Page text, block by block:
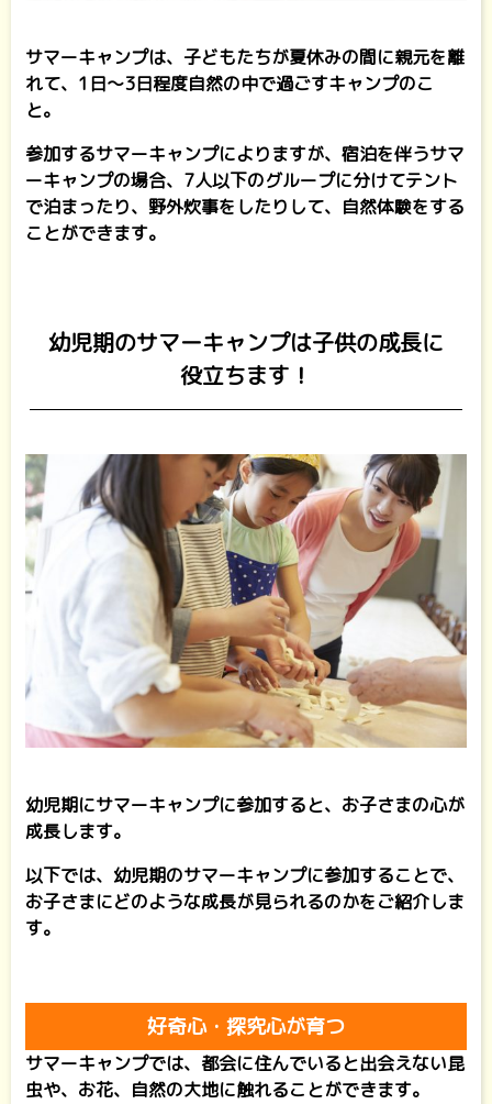
サマーキャンプは、子どもたちが夏休みの間に親元を離
れて、1日〜3日程度自然の中で過ごすキャンプのこ
と。
参加するサマーキャンプによりますが、宿泊を伴うサマ
ーキャンプの場合、7人以下のグループに分けてテント
で泊まったり、野外炊事をしたりして、自然体験をする
ことができます。
幼児期のサマーキャンプは子供の成長に
役立ちます！
幼児期にサマーキャンプに参加すると、お子さまの心が
成長します。
以下では、幼児期のサマーキャンプに参加することで、
お子さまにどのような成長が見られるのかをご紹介しま
す。
好奇心・探究心が育つ
サマーキャンプでは、都会に住んでいると出会えない昆
虫や、お花、自然の大地に触れることができます。